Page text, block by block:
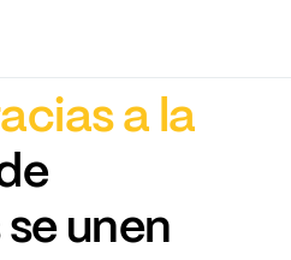
a la
se unen